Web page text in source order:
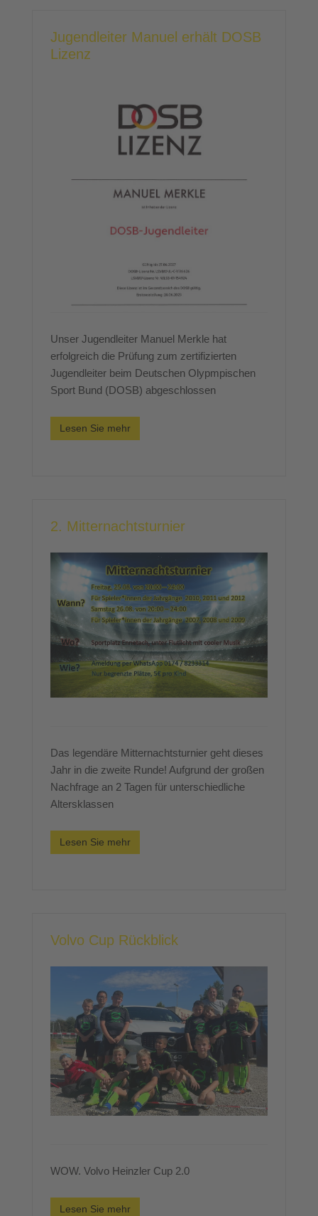
Jugendleiter Manuel erhält DOSB
Lizenz
Unser Jugendleiter Manuel Merkle hat
erfolgreich die Prüfung zum zertifizierten
Jugendleiter beim Deutschen Olypmpischen
Sport Bund (DOSB) abgeschlossen
Lesen Sie mehr
2. Mitternachtsturnier
Das legendäre Mitternachtsturnier geht dieses
Jahr in die zweite Runde! Aufgrund der großen
Nachfrage an 2 Tagen für unterschiedliche
Altersklassen
Lesen Sie mehr
Volvo Cup Rückblick
WOW. Volvo Heinzler Cup 2.0
Lesen Sie mehr